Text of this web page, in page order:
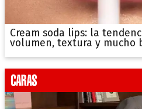
Cream soda lips: la
volumen, textura y mucho